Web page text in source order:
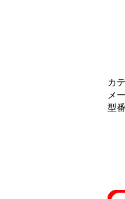
※
※
※
ご
カ
メ
型